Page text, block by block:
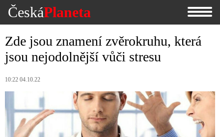
ČeskáPlaneta
Zde jsou znamení zvěrokruhu, která
jsou nejodolnější vůči stresu
10:22 04.10.22